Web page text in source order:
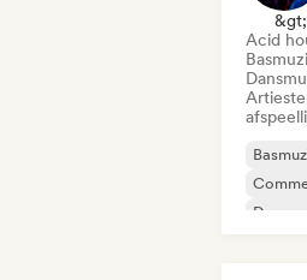
Acid
Dance